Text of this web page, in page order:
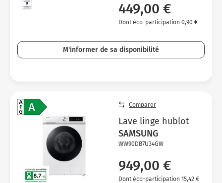
449,00 €
Dont éco-participation 0,90 €
M'informer de sa disponibilité
Comparer
Lave linge hublot
SAMSUNG
WW90DB7U34GW
949,00 €
Dont éco-participation 15,42 €